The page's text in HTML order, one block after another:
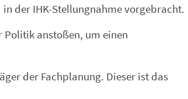
der IHK-Stellungnahme vorgebracht.
Politik anstoßen, um einen
der Fachplanung. Dieser ist das